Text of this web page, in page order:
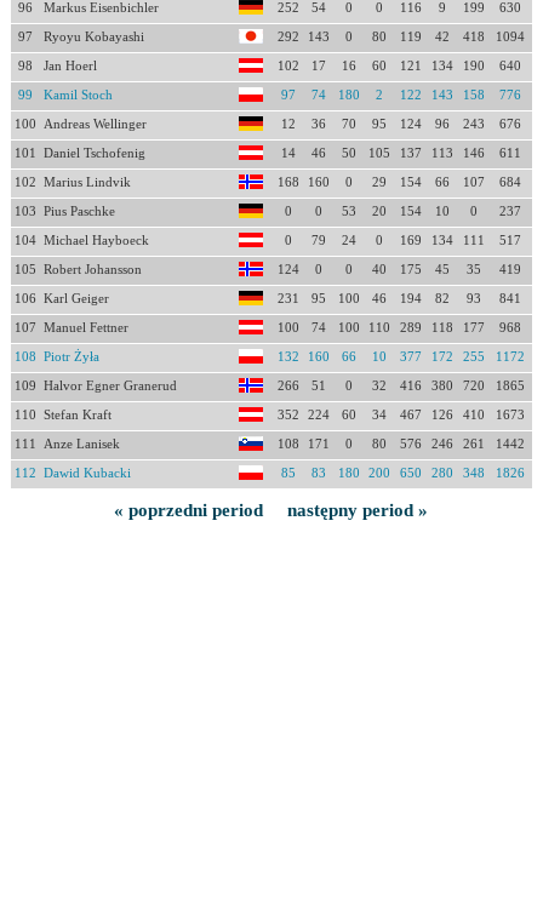
96 Markus Eisenbichler 252 54 0 0 116 9 199 630
97 Ryoyu Kobayashi 292 143 0 80 119 42 418 1094
98 Jan Hoerl 102 17 16 60 121 134 190 640
99 Kamil Stoch 97 74 180 2 122 143 158 776
100 Andreas Wellinger 12 36 70 95 124 96 243 676
101 Daniel Tschofenig 14 46 50 105 137 113 146 611
102 Marius Lindvik 168 160 0 29 154 66 107 684
103 Pius Paschke 0 0 53 20 154 10 0 237
104 Michael Hayboeck 0 79 24 0 169 134 111 517
105 Robert Johansson 124 0 0 40 175 45 35 419
106 Karl Geiger 231 95 100 46 194 82 93 841
107 Manuel Fettner 100 74 100 110 289 118 177 968
108 Piotr Żyła 132 160 66 10 377 172 255 1172
109 Halvor Egner Granerud 266 51 0 32 416 380 720 1865
110 Stefan Kraft 352 224 60 34 467 126 410 1673
111 Anze Lanisek 108 171 0 80 576 246 261 1442
112 Dawid Kubacki 85 83 180 200 650 280 348 1826
« poprzedni period następny period »